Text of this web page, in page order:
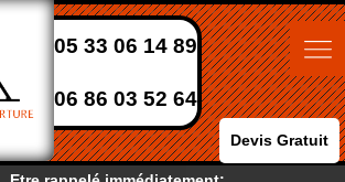
05 33 06 14 89
06 86 03 52 64
Devis Gratuit